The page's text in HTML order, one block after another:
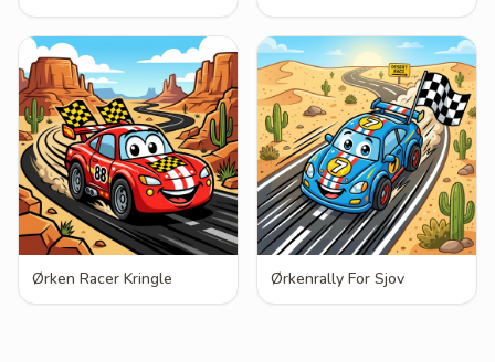
Ørken Racer Kringle Ørkenrally For Sjov